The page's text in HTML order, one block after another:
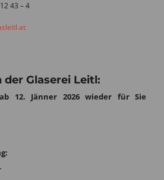
43 – 4
Glaserei Leitl:
12. Jänner 2026 wieder für Sie